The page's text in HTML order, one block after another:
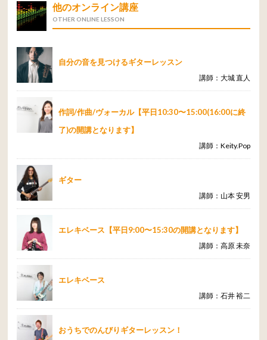
他のオンライン講座
OTHER ONLINE LESSON
自分の音を見つけるギターレッスン
講師：大城 直人
作詞/作曲/ヴォーカル【平日10:30〜15:00(16:00に終
了)の開講となります】
講師：Keity.Pop
ギター
講師：山本 安男
エレキベース【平日9:00〜15:30の開講となります】
講師：高原 未奈
エレキベース
講師：石井 裕二
おうちでのんびりギターレッスン！